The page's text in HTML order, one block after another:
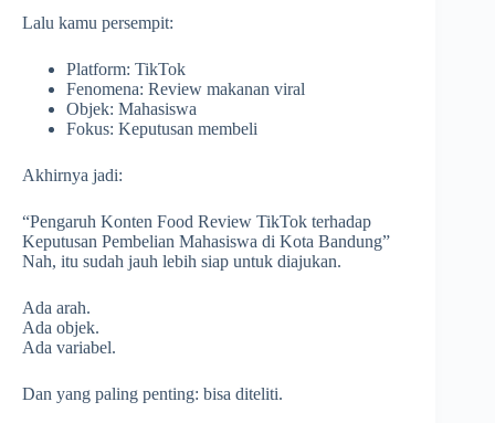
Lalu kamu persempit:
Platform: TikTok
Fenomena: Review makanan viral
Objek: Mahasiswa
Fokus: Keputusan membeli
Akhirnya jadi:
“Pengaruh Konten Food Review TikTok terhadap
Keputusan Pembelian Mahasiswa di Kota Bandung”
Nah, itu sudah jauh lebih siap untuk diajukan.
Ada arah.
Ada objek.
Ada variabel.
Dan yang paling penting: bisa diteliti.